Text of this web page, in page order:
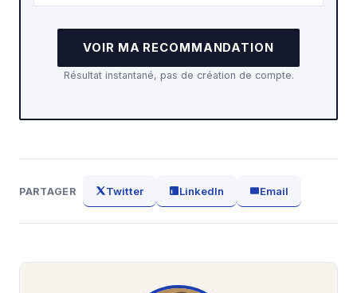
VOIR MA RECOMMANDATION
Résultat instantané, pas de création de compte.
PARTAGER Twitter LinkedIn Email